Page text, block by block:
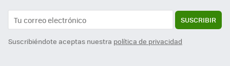
SUSCRIBIR
Suscribiéndote aceptas nuestra política de privacidad